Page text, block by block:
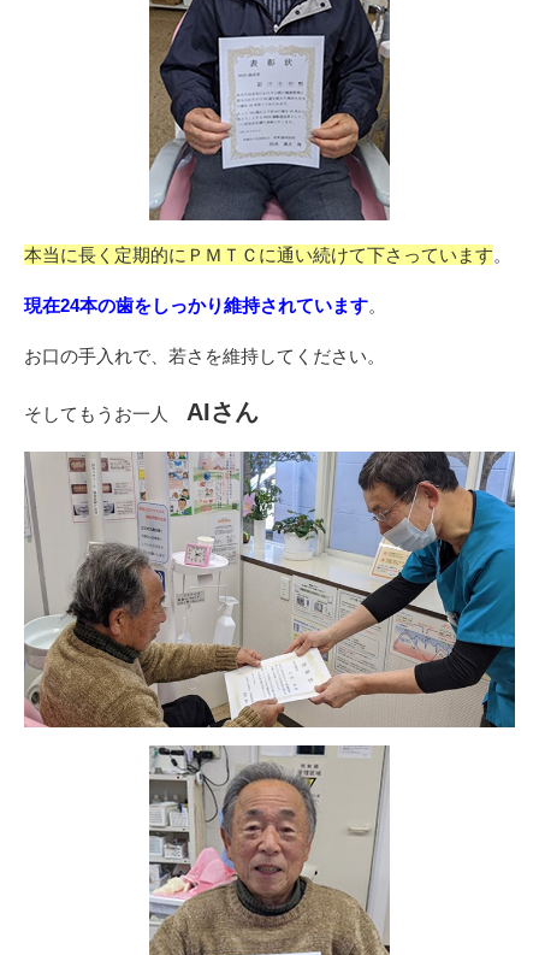
本当に長く定期的にＰＭＴＣに通い続けて下さっています。
現在24本の歯をしっかり維持されています。
お口の手入れで、若さを維持してください。
そしてもうお一人 AIさん